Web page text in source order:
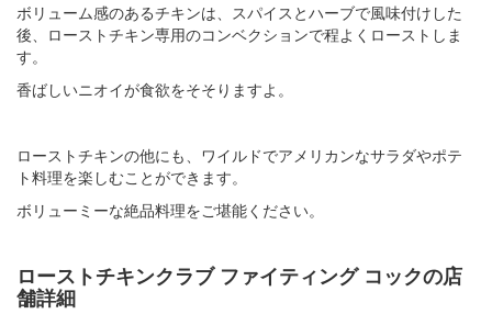
ボリューム感のあるチキンは、スパイスとハーブで風味付けした
後、ローストチキン専用のコンベクションで程よくローストしま
す。
香ばしいニオイが食欲をそそりますよ。
ローストチキンの他にも、ワイルドでアメリカンなサラダやポテ
ト料理を楽しむことができます。
ボリューミーな絶品料理をご堪能ください。
ローストチキンクラブ ファイティング コックの店
舗詳細